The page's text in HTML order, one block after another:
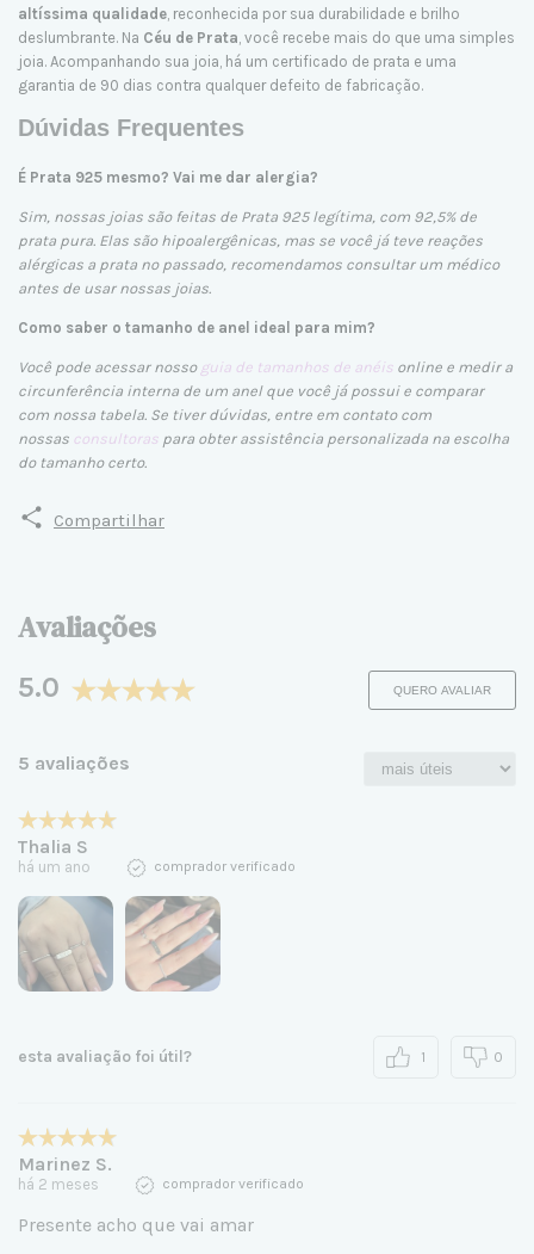
altíssima qualidade , reconhecida por sua durabilidade e brilho
deslumbrante. Na Céu de Prata , você recebe mais do que uma simples
joia. Acompanhando sua joia, há um certificado de prata e uma
garantia de 90 dias contra qualquer defeito de fabricação.
Dúvidas Frequentes
É Prata 925 mesmo? Vai me dar alergia?
Sim, nossas joias são feitas de Prata 925 legítima, com 92,5% de
prata pura. Elas são hipoalergênicas, mas se você já teve reações
alérgicas a prata no passado, recomendamos consultar um médico
antes de usar nossas joias.
Como saber o tamanho de anel ideal para mim?
Você pode acessar nosso guia de tamanhos de anéis online e medir a
circunferência interna de um anel que você já possui e comparar
com nossa tabela. Se tiver dúvidas, entre em contato com
nossas consultoras para obter assistência personalizada na escolha
do tamanho certo.
Compartilhar
Avaliações
5.0 QUERO AVALIAR
5 avaliações
Thalia S
há um ano comprador verificado
esta avaliação foi útil? 1 0
Marinez S.
há 2 meses comprador verificado
Presente acho que vai amar